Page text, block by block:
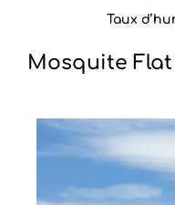
Taux
Mosquite